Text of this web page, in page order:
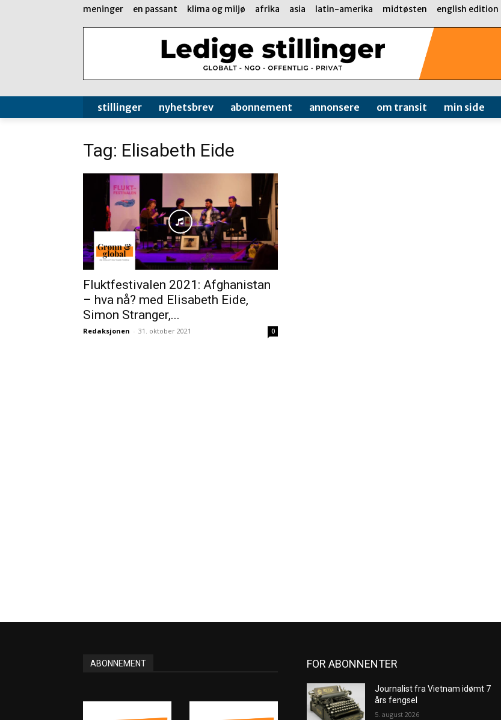
meninger en passant klima og miljø afrika asia latin-amerika midtøsten english edition
stillinger nyhetsbrev abonnement annonsere om transit min side
Tag: Elisabeth Eide
Fluktfestivalen 2021: Afghanistan
– hva nå? med Elisabeth Eide,
Simon Stranger,...
Redaksjonen - 31. oktober 2021 0
ABONNEMENT FOR ABONNENTER
Journalist fra Vietnam idømt 7
års fengsel
5. august 2026